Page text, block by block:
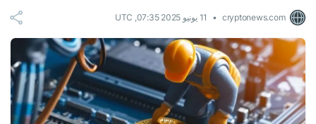
cryptonews.com 11 يونيو 2025 07:35, UTC